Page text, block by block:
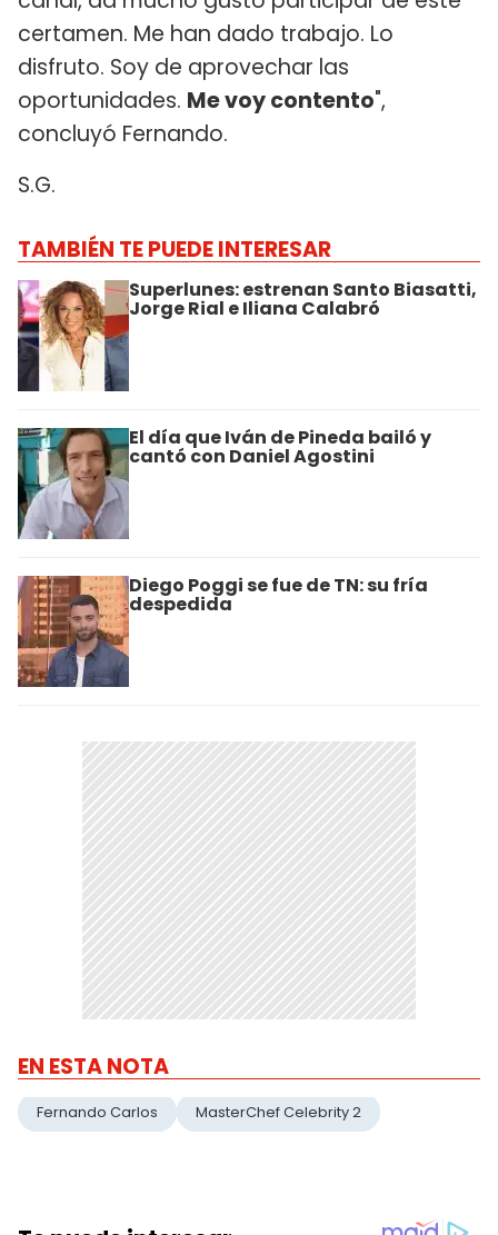
certamen. Me han dado trabajo. Lo
disfruto. Soy de aprovechar las
oportunidades. Me voy contento",
concluyó Fernando.
S.G.
TAMBIÉN TE PUEDE INTERESAR
Superlunes: estrenan Santo Biasatti,
Jorge Rial e Iliana Calabró
El día que Iván de Pineda bailó y
cantó con Daniel Agostini
Diego Poggi se fue de TN: su fría
despedida
EN ESTA NOTA
Fernando Carlos MasterChef Celebrity 2